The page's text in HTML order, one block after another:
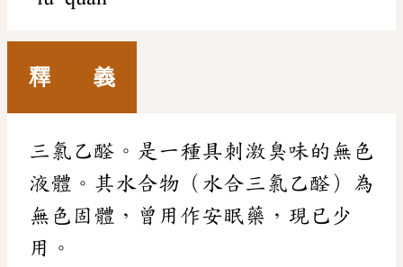
釋 義
三氯乙醛。是一種具刺激臭味的無色
液體。其水合物（水合三氯乙醛）為
無色固體，曾用作安眠藥，現已少
用。